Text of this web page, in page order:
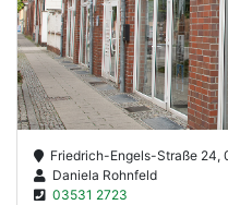
Friedrich-Engels-Straße 24,
Daniela Rohnfeld
03531 2723